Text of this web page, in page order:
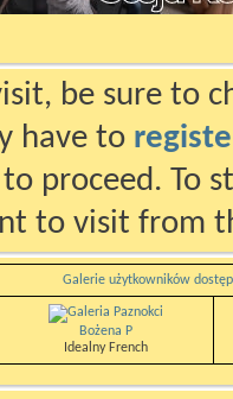
be sure to
have to
proceed. To
to visit from
Galerie użytkowników
Bożena P
Idealny French